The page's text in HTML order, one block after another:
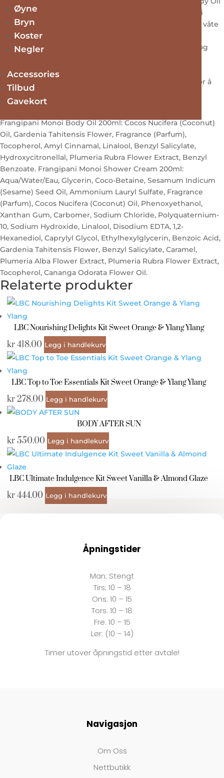
Øyne
Bryn
Koster
Negler
Accessories
Tilbud
Gavekort
på fuktig hud. Bruk (PÅFØRING): Påfør Frangipani Monoi
Shower Cream i dusjen. Klem ut en myntstor mengde i våte
hender og masser over kroppen før du skyller av. Etter
dusjen, påfør Frangipani Monoi Body Oil på fuktig hud og
Frangipani Monoi Body Oil kan stivne ved lavere
temperaturer. Sett flasken i en bolle med varmt vann for å
gjøre den flytende og silkemyk igjen.
Ingredienser
Frangipani Monoi Body Oil 200ml: Cocos Nucifera (Coconut)
Oil, Gardenia Tahitensis Flower, Fragrance (Parfum),
Tocopherol, Amyl Cinnamal, Linalool, Benzyl Salicylate,
Hydroxycitronellal, Plumeria Rubra Flower Extract, Benzyl
Benzoate. Frangipani Monoi Shower Cream 200ml:
Aqua/Water/Eau, Glycerin, Coco-Betaine, Sesamum Indicum
(Sesame) Seed Oil, Ammonium Lauryl Sulfate, Fragrance
(Parfum), Cocos Nucifera (Coconut) Oil, Phenoxyethanol,
Xanthan Gum, Carbomer, Sodium Chloride, Polyquaternium-
10, Sodium Hydroxide, Linalool, Disodium EDTA, 1,2-
Hexanediol, Caprylyl Glycol, Ethylhexylglycerin, Benzoic Acid,
Gardenia Tahitensis Flower, Benzyl Salicylate, Caramel,
Plumeria Alba Flower Extract, Plumeria Rubra Flower Extract,
Tocopherol, Cananga Odorata Flower Oil.
Relaterte produkter
LBC Nourishing Delights Kit Sweet Orange & Ylang Ylang
kr418.00 Legg i handlekurv
LBC Top to Toe Essentials Kit Sweet Orange & Ylang Ylang
kr278.00 Legg i handlekurv
BODY AFTER SUN
kr550.00 Legg i handlekurv
LBC Ultimate Indulgence Kit Sweet Vanilla & Almond Glaze
kr444.00 Legg i handlekurv
Åpningstider
Man: Stengt
Tirs: 10 – 18
Ons: 10 – 15
Tors: 10 – 18
Fre: 10 – 15
Lør: (10 – 14)
Timer utover åpningstid etter avtale!
Navigasjon
Om Oss
Nettbutikk